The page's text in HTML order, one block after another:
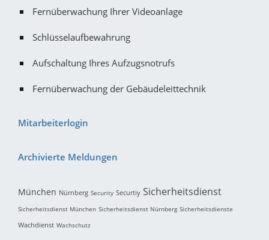
Fernüberwachung Ihrer Videoanlage
Schlüsselaufbewahrung
Aufschaltung Ihres Aufzugsnotrufs
Fernüberwachung der Gebäudeleittechnik
Mitarbeiterlogin
Archivierte Meldungen
München Nürnberg Security Securtiy Sicherheitsdienst
Sicherheitsdienst München Sicherheitsdienst Nürnberg Sicherheitsdienste
Wachdienst Wachschutz